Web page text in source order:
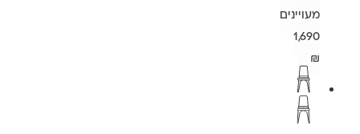
מעויינים
1,690
₪